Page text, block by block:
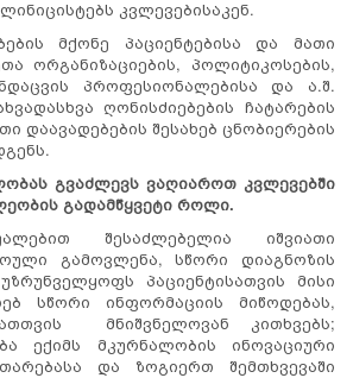
კვლევებისაკენ.
მქონე პაციენტებისა და მათი
ორგანიზაციების, პოლიტიკოსების,
პროფესიონალებისა და ა.შ.
ღონისძიებების ჩატარების
დაავადებების შესახებ ცნობიერების
გვაძლევს ვაღიაროთ კვლევებში
გადამწყვეტი როლი.
შესაძლებელია იშვიათი
გამოვლენა, სწორი დიაგნოზის
პაციენტისათვის მისი
სწორი ინფორმაციის მიწოდებას,
მნიშვნელოვან კითხვებს;
ექიმს მკურნალობის ინოვაციური
და ზოგიერთ შემთხვევაში